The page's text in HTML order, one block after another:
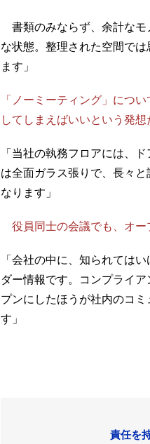
書類のみならず、余計なモ
な状態。整理された空間で
ます」
「ノーミーティング」につ
してしまえばいいという発想
「当社の執務フロアには、
は全面ガラス張りで、長々
なります」
役員同士の会議でも、オー
「会社の中に、知られては
ダー情報です。コンプライ
プンにしたほうが社内のコ
す」
責任を